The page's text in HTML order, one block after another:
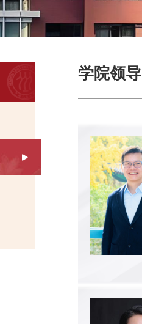
学院领导